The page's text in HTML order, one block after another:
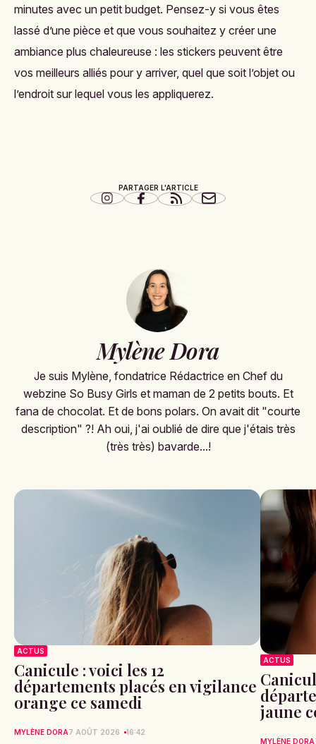
minutes avec un petit budget. Pensez-y si vous êtes
lassé d’une pièce et que vous souhaitez y créer une
ambiance plus chaleureuse : les stickers peuvent être
vos meilleurs alliés pour y arriver, quel que soit l’objet ou
l’endroit sur lequel vous les appliquerez.
PARTAGER L'ARTICLE
Mylène Dora
Je suis Mylène, fondatrice Rédactrice en Chef du
webzine So Busy Girls et maman de 2 petits bouts. Et
fana de chocolat. Et de bons polars. On avait dit "courte
description" ?! Ah oui, j'ai oublié de dire que j'étais très
(très très) bavarde...!
ACTUS
Canicule : voici les 12
départements placés en vigilance
orange ce samedi
MYLÈNE DORA7 AOÛT 2026 16:42
ACTUS
jaune
MYLÈNE DORA